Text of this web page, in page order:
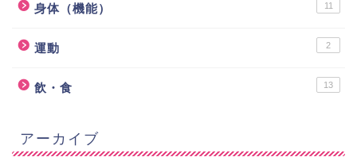
身体（機能） 11
運動 2
飲・食 13
アーカイブ